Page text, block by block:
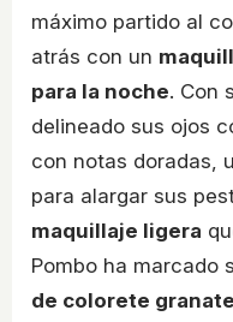
máximo partido al
atrás con un
para la noche. Con
delineado sus ojos
con notas doradas,
para alargar sus
maquillaje ligera
Pombo ha marcado
de colorete granate